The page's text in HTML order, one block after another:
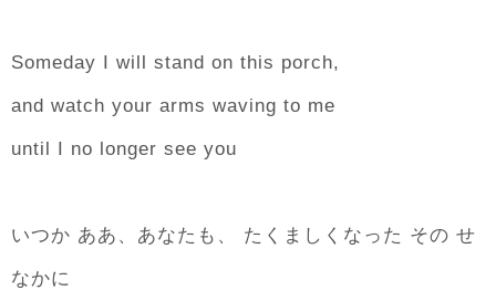
Someday I will stand on this porch,
and watch your arms waving to me
until I no longer see you
いつか ああ、あなたも、 たくましくなった その せ
なかに